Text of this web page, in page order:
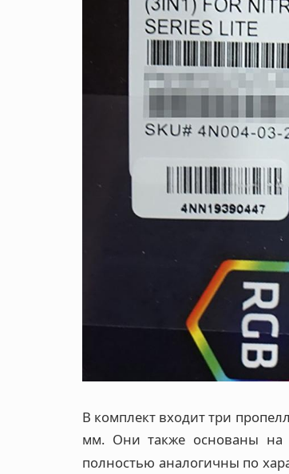
В комплект входит три
мм. Они также основаны на
полностью аналогичны по